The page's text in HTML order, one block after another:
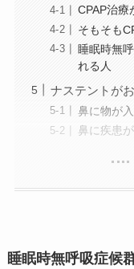
CPAP治療
そもそも
睡眠時無
れる人
ナステントが
鼻に物が
鼻に疾患
睡眠時無呼吸症候